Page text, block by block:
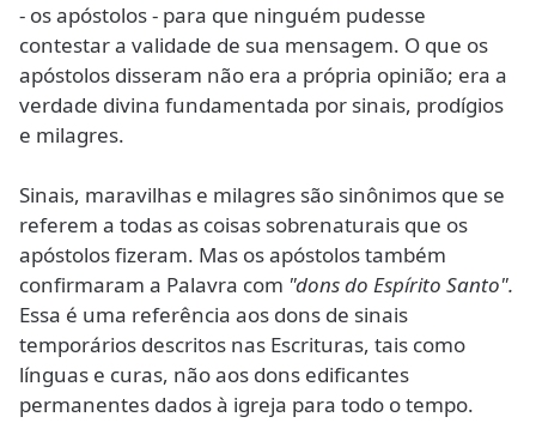
- os apóstolos - para que ninguém pudesse
contestar a validade de sua mensagem. O que os
apóstolos disseram não era a própria opinião; era a
verdade divina fundamentada por sinais, prodígios
e milagres.
Sinais, maravilhas e milagres são sinônimos que se
referem a todas as coisas sobrenaturais que os
apóstolos fizeram. Mas os apóstolos também
confirmaram a Palavra com "dons do Espírito Santo".
Essa é uma referência aos dons de sinais
temporários descritos nas Escrituras, tais como
línguas e curas, não aos dons edificantes
permanentes dados à igreja para todo o tempo.